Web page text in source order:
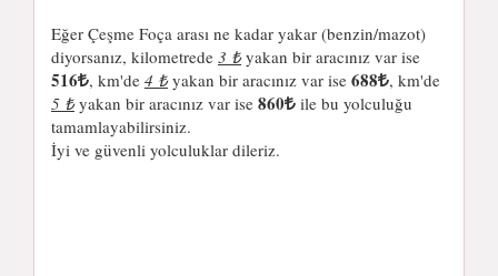
Eğer Çeşme Foça arası ne kadar yakar (benzin/mazot)
diyorsanız, kilometrede 3 ₺yakan bir aracınız var ise
516 , km'de 4 ₺yakan bir aracınız var ise 688 , km'de
5 ₺yakan bir aracınız var ise 860
ile bu yolculuğu
tamamlayabilirsiniz.
İyi ve güvenli yolculuklar dileriz.